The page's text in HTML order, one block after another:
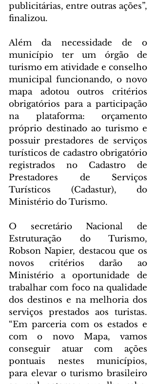
publicitárias, entre outras ações”,
finalizou.
Além da necessidade de o
município ter um órgão de
turismo em atividade e conselho
municipal funcionando, o novo
mapa adotou outros critérios
obrigatórios para a participação
na plataforma: orçamento
próprio destinado ao turismo e
possuir prestadores de serviços
turísticos de cadastro obrigatório
registrados no Cadastro de
Prestadores de Serviços
Turísticos (Cadastur), do
Ministério do Turismo.
O secretário Nacional de
Estruturação do Turismo,
Robson Napier, destacou que os
novos critérios darão ao
Ministério a oportunidade de
trabalhar com foco na qualidade
dos destinos e na melhoria dos
serviços prestados aos turistas.
“Em parceria com os estados e
com o novo Mapa, vamos
conseguir atuar com ações
pontuais nestes municípios,
para elevar o turismo brasileiro